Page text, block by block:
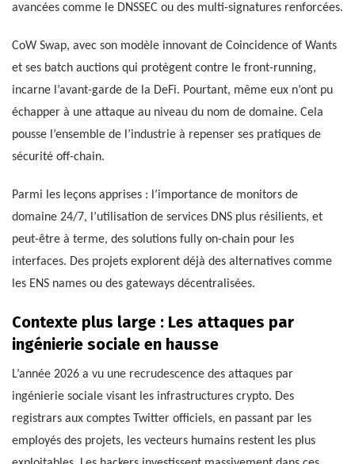
avancées comme le DNSSEC ou des multi-signatures renforcées.
CoW Swap, avec son modèle innovant de Coincidence of Wants
et ses batch auctions qui protègent contre le front-running,
incarne l’avant-garde de la DeFi. Pourtant, même eux n’ont pu
échapper à une attaque au niveau du nom de domaine. Cela
pousse l’ensemble de l’industrie à repenser ses pratiques de
sécurité off-chain.
Parmi les leçons apprises : l’importance de monitors de
domaine 24/7, l’utilisation de services DNS plus résilients, et
peut-être à terme, des solutions fully on-chain pour les
interfaces. Des projets explorent déjà des alternatives comme
les ENS names ou des gateways décentralisées.
Contexte plus large : Les attaques par
ingénierie sociale en hausse
L’année 2026 a vu une recrudescence des attaques par
ingénierie sociale visant les infrastructures crypto. Des
registrars aux comptes Twitter officiels, en passant par les
employés des projets, les vecteurs humains restent les plus